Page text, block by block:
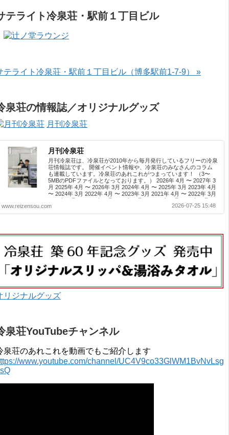
テライト冷泉荘・駅前１丁目ビル
テライト冷泉荘・駅前１丁目ビル（博多駅前1-7-9） »
泉荘の情報誌／オリジナルグッズ
月刊冷泉荘
月刊冷泉荘
月刊冷泉荘は、冷泉荘が2010年から毎月発行しているフリーの冷泉
荘情報誌です。 開催イベント情報や、冷泉荘のみなさんのコラム
も連載しています。冷泉荘のあれこれがつまっています！ （3〜
5MBのPDFファイルとなっております。） 2026年 4月 〜 2027年 3
月 2025年 4月 〜 2026年 3月 2024年 4月 〜 2025年 3月 2023年 4月
〜 2024年 3月 2022年 4月 〜 2023年 3月 2021年 4月 〜 2022年 3月
2020年 4月 〜 2021年 3月 2019年 4月 〜 2020年 3月 2018年 4月 〜
2019年 3月 2017年 4月 〜 2018年 3月 2016年 4月 〜 2017年 3月
2015年 4月 〜 2016年 3月 2014年 4月 〜 2015年 3月 2013...
www.reizensou.com 2026-07-25 15:48
リジナルグッズ
泉荘YouTubeチャンネル
泉荘のあれこれを動画でもご紹介します
www.youtube.com/channel/UC4V9co33GlWM1BvNvLsg